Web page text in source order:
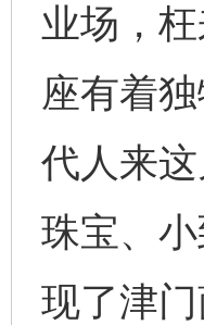
业场，
座有着
代人来
珠宝、
现了津